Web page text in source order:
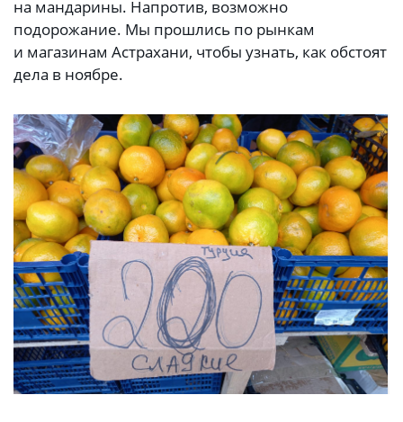
на мандарины. Напротив, возможно
подорожание. Мы прошлись по рынкам
и магазинам Астрахани, чтобы узнать, как обстоят
дела в ноябре.